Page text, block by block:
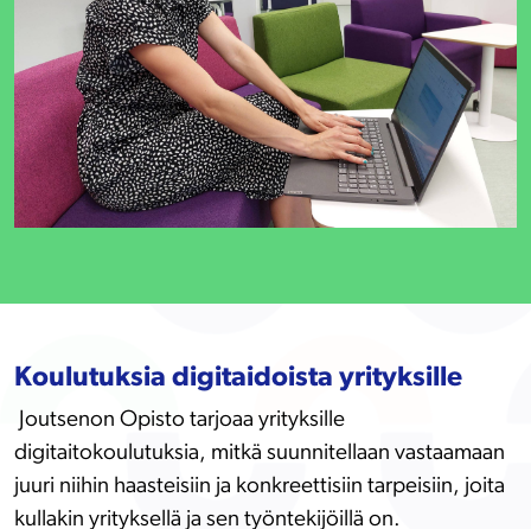
Koulutuksia digitaidoista yrityksille
Joutsenon Opisto tarjoaa yrityksille
digitaitokoulutuksia, mitkä suunnitellaan vastaamaan
juuri niihin haasteisiin ja konkreettisiin tarpeisiin, joita
kullakin yrityksellä ja sen työntekijöillä on.